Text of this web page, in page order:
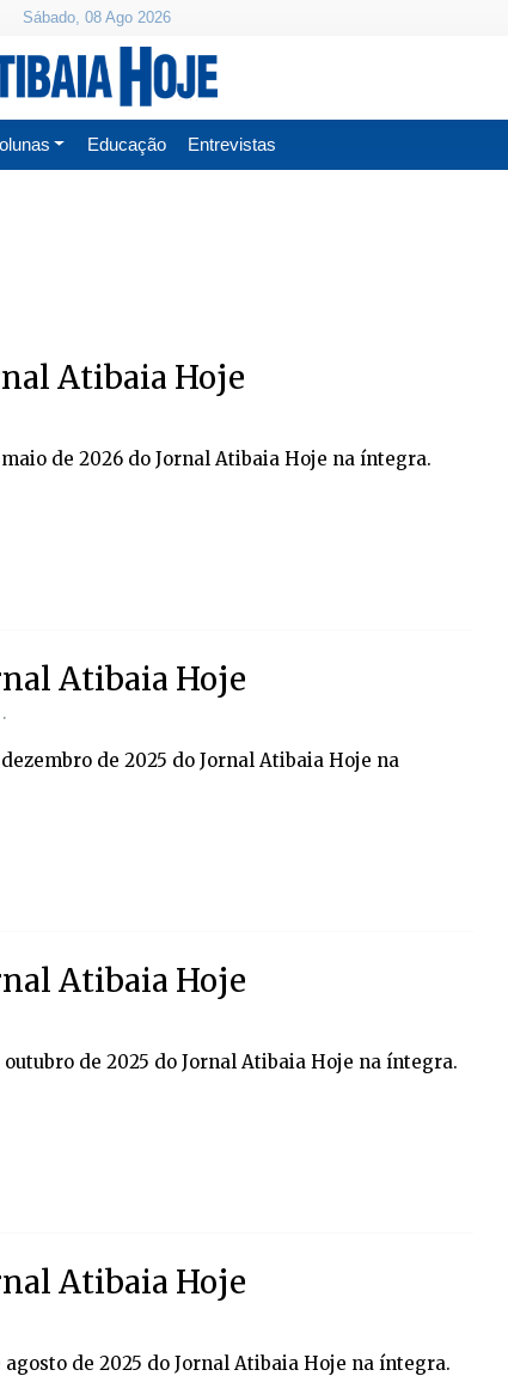
Sábado, 08 Ago 2026
Educação Entrevistas
Atibaia Hoje
maio de 2026 do Jornal Atibaia Hoje na íntegra.
Atibaia Hoje
dezembro de 2025 do Jornal Atibaia Hoje na
Atibaia Hoje
outubro de 2025 do Jornal Atibaia Hoje na íntegra.
Atibaia Hoje
agosto de 2025 do Jornal Atibaia Hoje na íntegra.